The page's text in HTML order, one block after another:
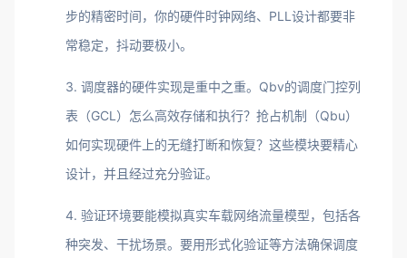
步的精密时间，你的硬件时钟网络、PLL设计都要非
常稳定，抖动要极小。
3. 调度器的硬件实现是重中之重。Qbv的调度门控列
表（GCL）怎么高效存储和执行？抢占机制（Qbu）
如何实现硬件上的无缝打断和恢复？这些模块要精心
设计，并且经过充分验证。
4. 验证环境要能模拟真实车载网络流量模型，包括各
种突发、干扰场景。要用形式化验证等方法确保调度